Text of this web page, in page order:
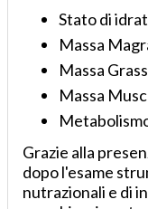
Stato di
Massa
Massa
Massa
Grazie alla
dopo l'esame
nutrazionali e di